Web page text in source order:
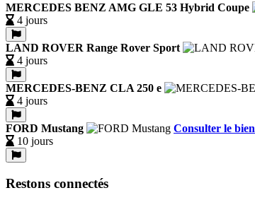
MERCEDES BENZ AMG GLE 53 Hybrid Coupe
4 jours
LAND ROVER Range Rover Sport
4 jours
MERCEDES-BENZ CLA 250 e
4 jours
FORD Mustang
Consulter le bien
10 jours
Restons connectés